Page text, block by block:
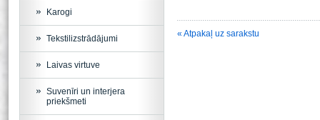
« Atpakaļ uz sarakstu
Karogi
Tekstilizstrādājumi
Laivas virtuve
Suvenīri un interjera
priekšmeti